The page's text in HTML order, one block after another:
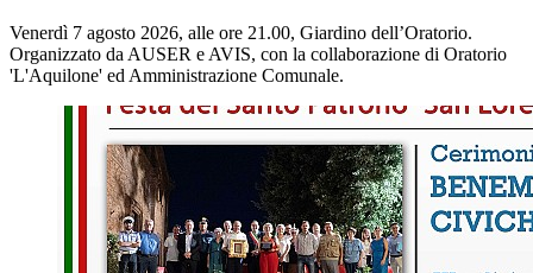
Venerdì 7 agosto 2026, alle ore 21.00, Giardino dell’Oratorio.
Organizzato da AUSER e AVIS, con la collaborazione di Oratorio
'L'Aquilone' ed Amministrazione Comunale.